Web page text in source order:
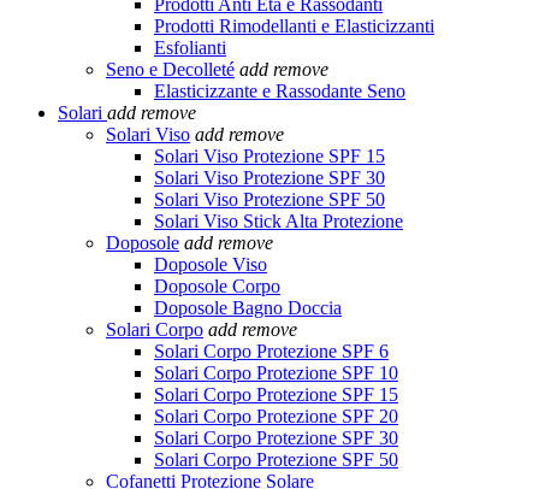
Prodotti Anti Età e Rassodanti
Prodotti Rimodellanti e Elasticizzanti
Esfolianti
Seno e Decolleté add remove
Elasticizzante e Rassodante Seno
Solari add remove
Solari Viso add remove
Solari Viso Protezione SPF 15
Solari Viso Protezione SPF 30
Solari Viso Protezione SPF 50
Solari Viso Stick Alta Protezione
Doposole add remove
Doposole Viso
Doposole Corpo
Doposole Bagno Doccia
Solari Corpo add remove
Solari Corpo Protezione SPF 6
Solari Corpo Protezione SPF 10
Solari Corpo Protezione SPF 15
Solari Corpo Protezione SPF 20
Solari Corpo Protezione SPF 30
Solari Corpo Protezione SPF 50
Cofanetti Protezione Solare